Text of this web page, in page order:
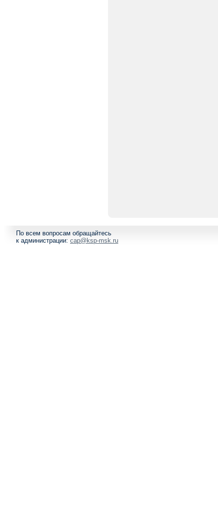
По всем вопросам обращайтесь
к администрации: cap@ksp-msk.ru